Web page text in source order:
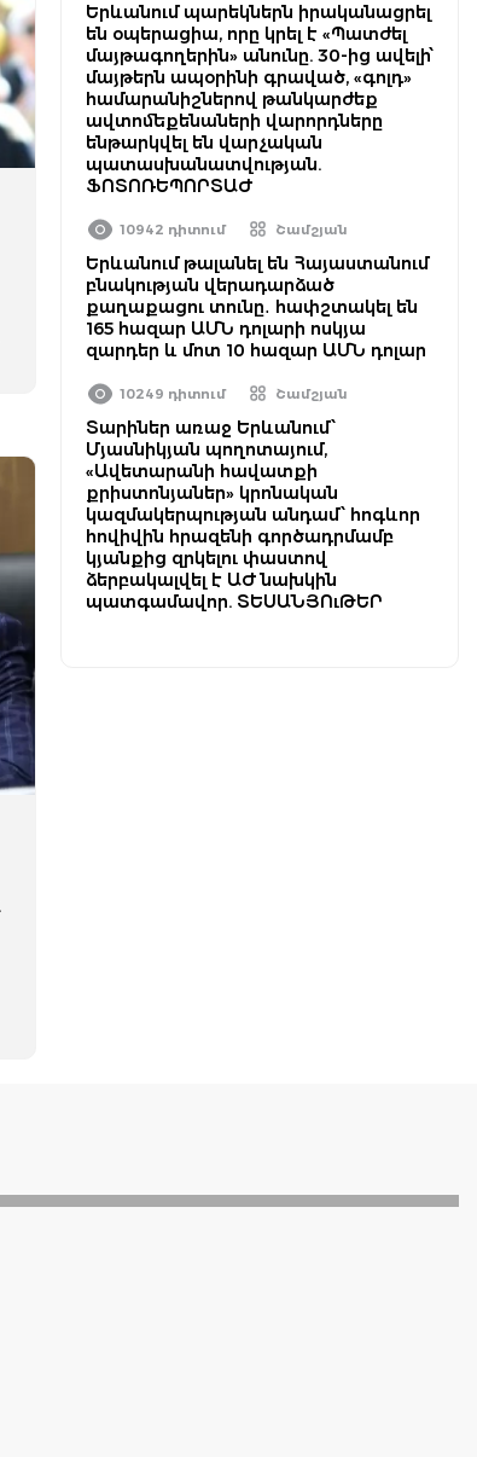
Երևանում պարեկներն իրականացրել
են օպերացիա, որը կրել է «Պատժել
մայթագողերին» անունը. 30-ից ավելի՝
մայթերն ապօրինի գրաված, «գոլդ»
համարանիշներով թանկարժեք
ավտոմեքենաների վարորդները
ենթարկվել են վարչական
պատասխանատվության.
ՖՈՏՈՌԵՊՈՐՏԱԺ
10942 դիտում Շամշյան
Երևանում թալանել են Հայաստանում
բնակության վերադարձած
քաղաքացու տունը․ հափշտակել են
165 հազար ԱՄՆ դոլարի ոսկյա
զարդեր և մոտ 10 հազար ԱՄՆ դոլար
10249 դիտում Շամշյան
Տարիներ առաջ Երևանում՝
Մյասնիկյան պողոտայում,
«Ավետարանի հավատքի
քրիստոնյաներ» կրոնական
կազմակերպության անդամ՝ հոգևոր
հովիվին հրազենի գործադրմամբ
կյանքից զրկելու փաստով
ձերբակալվել է ԱԺ նախկին
պատգամավոր. ՏԵՍԱՆՅՈւԹԵՐ